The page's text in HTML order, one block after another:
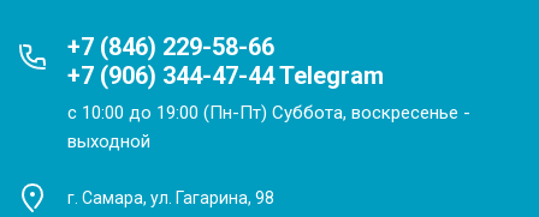
+7 (846) 229-58-66
+7 (906) 344-47-44 Telegram
с 10:00 до 19:00 (Пн-Пт) Суббота, воскресенье -
выходной
г. Самара, ул. Гагарина, 98